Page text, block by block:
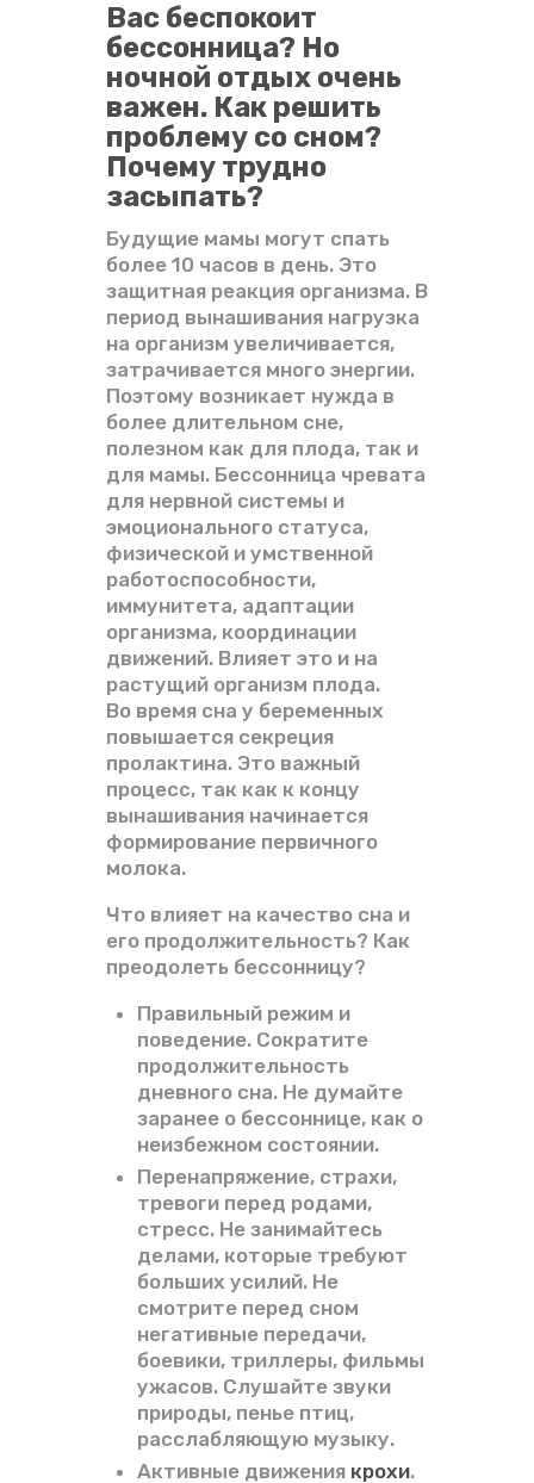
Вас беспокоит
бессонница? Но
ночной отдых очень
важен. Как решить
проблему со сном?
Почему трудно
засыпать?
Будущие мамы могут спать
более 10 часов в день. Это
защитная реакция организма. В
период вынашивания нагрузка
на организм увеличивается,
затрачивается много энергии.
Поэтому возникает нужда в
более длительном сне,
полезном как для плода, так и
для мамы. Бессонница чревата
для нервной системы и
эмоционального статуса,
физической и умственной
работоспособности,
иммунитета, адаптации
организма, координации
движений. Влияет это и на
растущий организм плода.
Во время сна у беременных
повышается секреция
пролактина. Это важный
процесс, так как к концу
вынашивания начинается
формирование первичного
молока.
Что влияет на качество сна и
его продолжительность? Как
преодолеть бессонницу?
Правильный режим и
поведение. Сократите
продолжительность
дневного сна. Не думайте
заранее о бессоннице, как о
неизбежном состоянии.
Перенапряжение, страхи,
тревоги перед родами,
стресс. Не занимайтесь
делами, которые требуют
больших усилий. Не
смотрите перед сном
негативные передачи,
боевики, триллеры, фильмы
ужасов. Слушайте звуки
природы, пенье птиц,
расслабляющую музыку.
Активные движения крохи.